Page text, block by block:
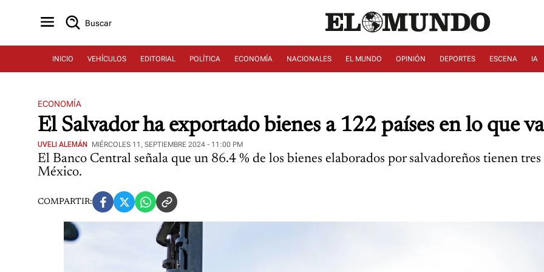
Buscar
INICIO VEHÍCULOS EDITORIAL POLÍTICA ECONOMÍA NACIONALES EL MUNDO OPINIÓN DEPORTES ESCENA IA
ECONOMÍA
El Salvador ha exportado bienes a 122 países en lo que
UVELI ALEMÁN MIÉRCOLES 11, SEPTIEMBRE 2024 - 11:00 PM
El Banco Central señala que un 86.4 % de los bienes elaborados por salvadoreños tienen
México.
COMPARTIR: